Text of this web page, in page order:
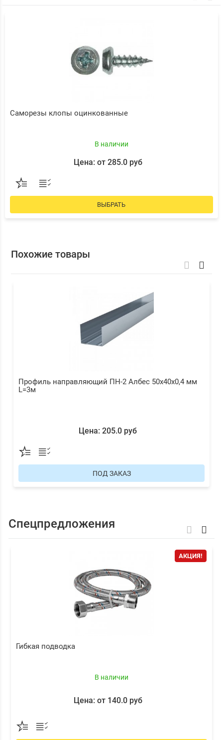
Саморезы клопы оцинкованные
В наличии
Цена: от 285.0 руб
ВЫБРАТЬ
Похожие товары
Профиль направляющий ПН-2 Албес 50х40х0,4 мм
L=3м
Цена: 205.0 руб
ПОД ЗАКАЗ
Спецпредложения
АКЦИЯ!
Гибкая подводка
В наличии
Цена: от 140.0 руб